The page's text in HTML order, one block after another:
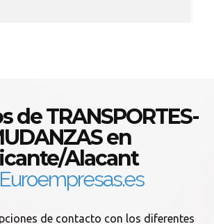
de TRANSPORTES-
en
Alacant
Euroempresas.es
de contacto con los diferentes